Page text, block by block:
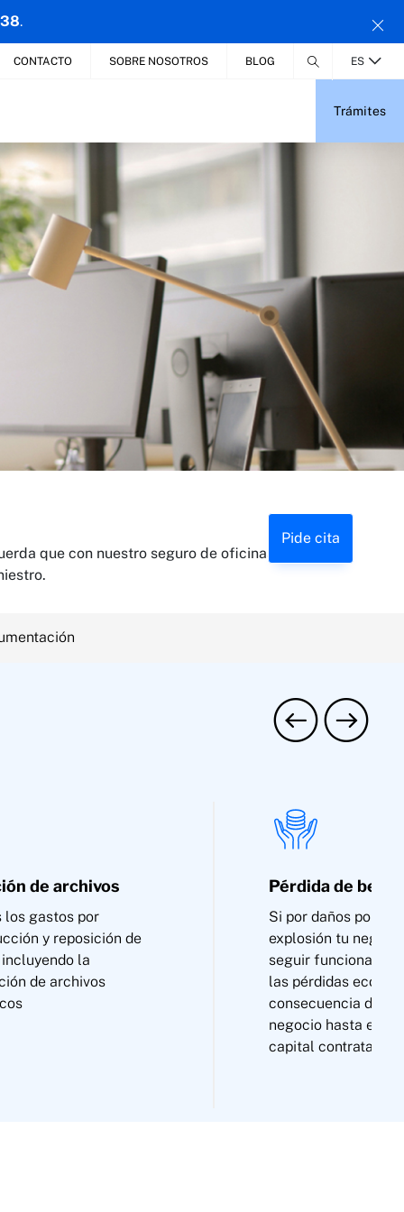
.
Trámites
CONTACTO SOBRE NOSOTROS BLOG ES
Pide cita
que con nuestro seguro de oficinas t
de archivos
los gastos por
y reposición de
la
de archivos
Pérdida de
Si por daños por
explosión tu
seguir
las pérdidas
consecuencia del
negocio hasta el
capital contratado.